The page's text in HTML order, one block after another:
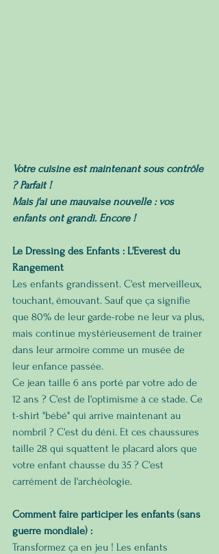
Votre cuisine est maintenant sous contrôle
? Parfait !
Mais j'ai une mauvaise nouvelle : vos
enfants ont grandi. Encore !
Le Dressing des Enfants : L'Everest du
Rangement
Les enfants grandissent. C'est merveilleux,
touchant, émouvant. Sauf que ça signifie
que 80% de leur garde-robe ne leur va plus,
mais continue mystérieusement de traîner
dans leur armoire comme un musée de
leur enfance passée.
Ce jean taille 6 ans porté par votre ado de
12 ans ? C'est de l'optimisme à ce stade. Ce
t-shirt "bébé" qui arrive maintenant au
nombril ? C'est du déni. Et ces chaussures
taille 28 qui squattent le placard alors que
votre enfant chausse du 35 ? C'est
carrément de l'archéologie.
Comment faire participer les enfants (sans
guerre mondiale) :
Transformez ça en jeu ! Les enfants